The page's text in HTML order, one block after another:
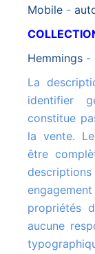
mobile -
hemmings -
La description du véhicule sert uniquement à
identifier
constitue
la vente.
être
propriétés
aucune